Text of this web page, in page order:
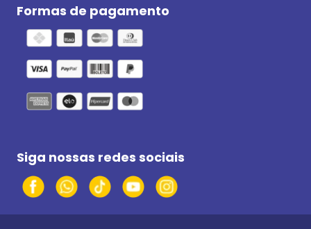
Formas de pagamento
Siga nossas redes sociais